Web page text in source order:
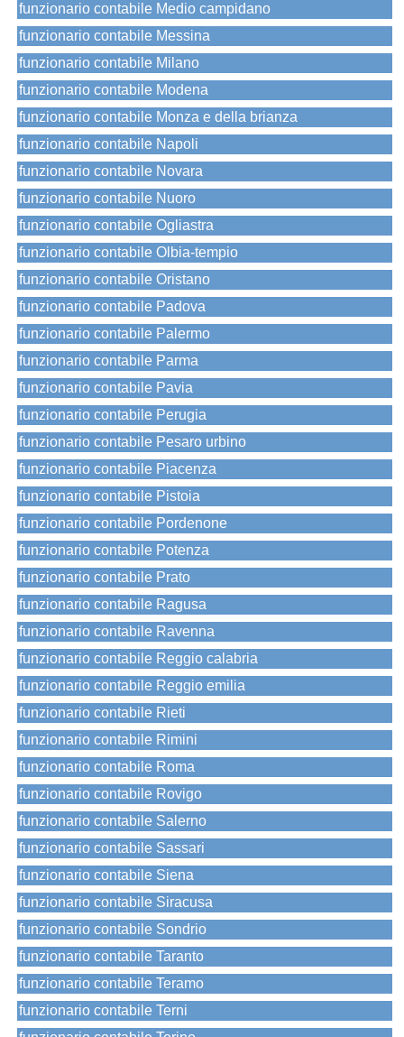
funzionario contabile Medio campidano
funzionario contabile Messina
funzionario contabile Milano
funzionario contabile Modena
funzionario contabile Monza e della brianza
funzionario contabile Napoli
funzionario contabile Novara
funzionario contabile Nuoro
funzionario contabile Ogliastra
funzionario contabile Olbia-tempio
funzionario contabile Oristano
funzionario contabile Padova
funzionario contabile Palermo
funzionario contabile Parma
funzionario contabile Pavia
funzionario contabile Perugia
funzionario contabile Pesaro urbino
funzionario contabile Piacenza
funzionario contabile Pistoia
funzionario contabile Pordenone
funzionario contabile Potenza
funzionario contabile Prato
funzionario contabile Ragusa
funzionario contabile Ravenna
funzionario contabile Reggio calabria
funzionario contabile Reggio emilia
funzionario contabile Rieti
funzionario contabile Rimini
funzionario contabile Roma
funzionario contabile Rovigo
funzionario contabile Salerno
funzionario contabile Sassari
funzionario contabile Siena
funzionario contabile Siracusa
funzionario contabile Sondrio
funzionario contabile Taranto
funzionario contabile Teramo
funzionario contabile Terni